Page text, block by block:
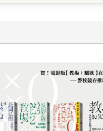
心爆棚的角色，何苦去
怕，可是還是要繼續追
圖不只是裝飾、陪襯作
探兼證人的身分，卻是
偏離了軌道，使周遭的
見了……瑪洛莉這個介於
得更多解謎、推理的線
是小說家開發閱讀樂趣
多樣、多形態樣貌的想